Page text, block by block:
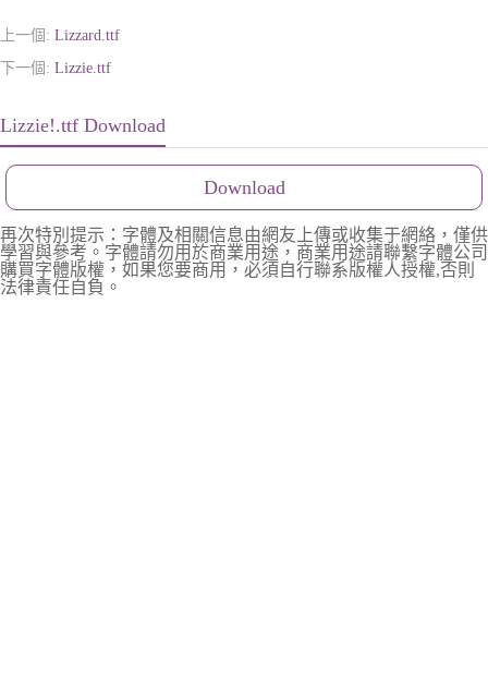
上一個: Lizzard.ttf
下一個: Lizzie.ttf
Lizzie!.ttf Download
Download
再次特別提示：字體及相關信息由網友上傳或收集于網絡，僅供
學習與參考。字體請勿用於商業用途，商業用途請聯繫字體公司
購買字體版權，如果您要商用，必須自行聯系版權人授權,否則
法律責任自負。